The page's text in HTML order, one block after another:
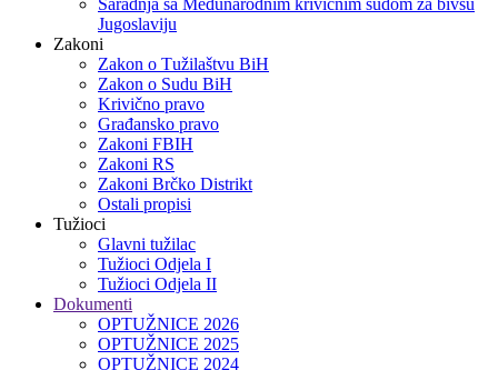
Saradnja sa Međunarodnim krivičnim sudom za bivšu
Jugoslaviju
Zakoni
Zakon o Тužilaštvu BiH
Zakon o Sudu BiH
Krivično pravo
Građansko pravo
Zakoni FBIH
Zakoni RS
Zakoni Brčko Distrikt
Ostali propisi
Tužioci
Glavni tužilac
Tužioci Odjela I
Tužioci Odjela II
Dokumenti
OPTUŽNICE 2026
OPTUŽNICE 2025
OPTUŽNICE 2024